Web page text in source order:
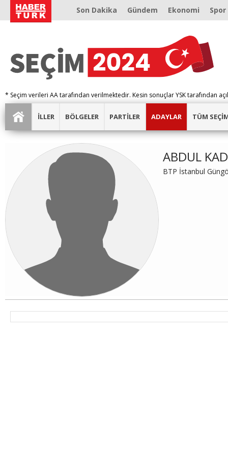
Son Dakika Gündem Ekonomi Spor
* Seçim verileri AA tarafından verilmektedir. Kesin sonuçlar YSK tarafından
İLLER BÖLGELER PARTİLER ADAYLAR TÜM
ABDUL
BTP İstanbul